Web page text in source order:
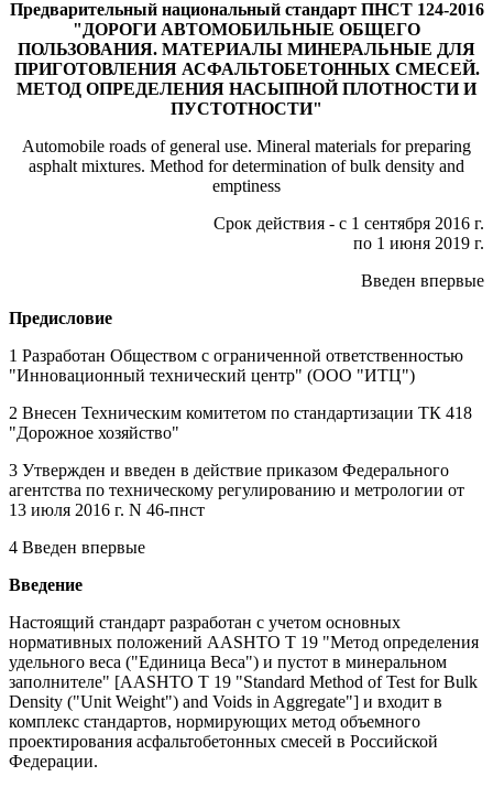
Предварительный национальный стандарт ПНСТ 124-2016
"ДОРОГИ АВТОМОБИЛЬНЫЕ ОБЩЕГО
ПОЛЬЗОВАНИЯ. МАТЕРИАЛЫ МИНЕРАЛЬНЫЕ ДЛЯ
ПРИГОТОВЛЕНИЯ АСФАЛЬТОБЕТОННЫХ СМЕСЕЙ.
МЕТОД ОПРЕДЕЛЕНИЯ НАСЫПНОЙ ПЛОТНОСТИ И
ПУСТОТНОСТИ"
Automobile roads of general use. Mineral materials for preparing
asphalt mixtures. Method for determination of bulk density and
emptiness
Срок действия - с 1 сентября 2016 г.
по 1 июня 2019 г.
Введен впервые
Предисловие
1 Разработан Обществом с ограниченной ответственностью
"Инновационный технический центр" (ООО "ИТЦ")
2 Внесен Техническим комитетом по стандартизации ТК 418
"Дорожное хозяйство"
3 Утвержден и введен в действие приказом Федерального
агентства по техническому регулированию и метрологии от
13 июля 2016 г. N 46-пнст
4 Введен впервые
Введение
Настоящий стандарт разработан с учетом основных
нормативных положений AASHTO T 19 "Метод определения
удельного веса ("Единица Веса") и пустот в минеральном
заполнителе" [AASHTO T 19 "Standard Method of Test for Bulk
Density ("Unit Weight") and Voids in Aggregate"] и входит в
комплекс стандартов, нормирующих метод объемного
проектирования асфальтобетонных смесей в Российской
Федерации.